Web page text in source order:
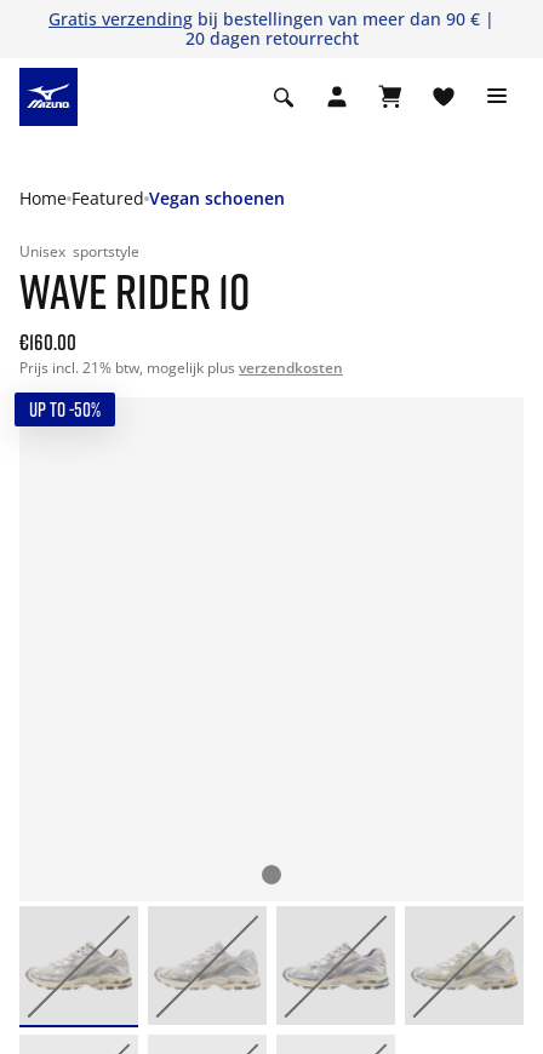
Gratis verzending bij bestellingen van meer dan 90 € |
20 dagen retourrecht
Home Featured Vegan schoenen
Unisex sportstyle
WAVE RIDER 10
€160.00
Prijs incl. 21% btw, mogelijk plus verzendkosten
UP TO -50%